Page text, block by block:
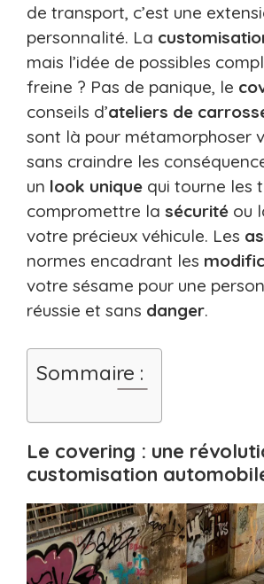
de transport, c’est une
personnalité. La
mais l’idée de possibles
freine ? Pas de panique, le
conseils d’ateliers de
sont là pour métamorphoser
sans craindre les
un look unique qui tourne les
compromettre la sécurité ou
votre précieux véhicule. Les
normes encadrant les
votre sésame pour une
réussie et sans danger.
Sommaire :
Le covering : une
customisation